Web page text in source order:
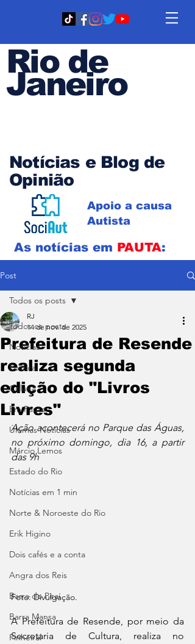
Rio de
Janeiro
Notícias e Blog de
Opinião
Apoio a causa
Autista
As notícias em PAUTA:
Post
Todos os posts
Notícias
Política
Coluna
Em Pauta
Últimas Notícias
Márcio Lemos
Estado do Rio
Notícias em 1 min
Norte & Noroeste do Rio
Erik Higino
Dois cafés e a conta
Angra dos Reis
Barra do Piraí
Barra Mansa
Pinheiral
Todos os posts
Prefeitura de Resende
realiza segunda
edição do "Livros
Livres"
RJ
14 de nov. de 2025
Ação acontecerá no Parque das Águas,
no próximo domingo, dia 16, a partir
das 9h
Foto: Divulgação.
A Prefeitura de Resende, por meio da
Secretaria de Cultura, realiza no